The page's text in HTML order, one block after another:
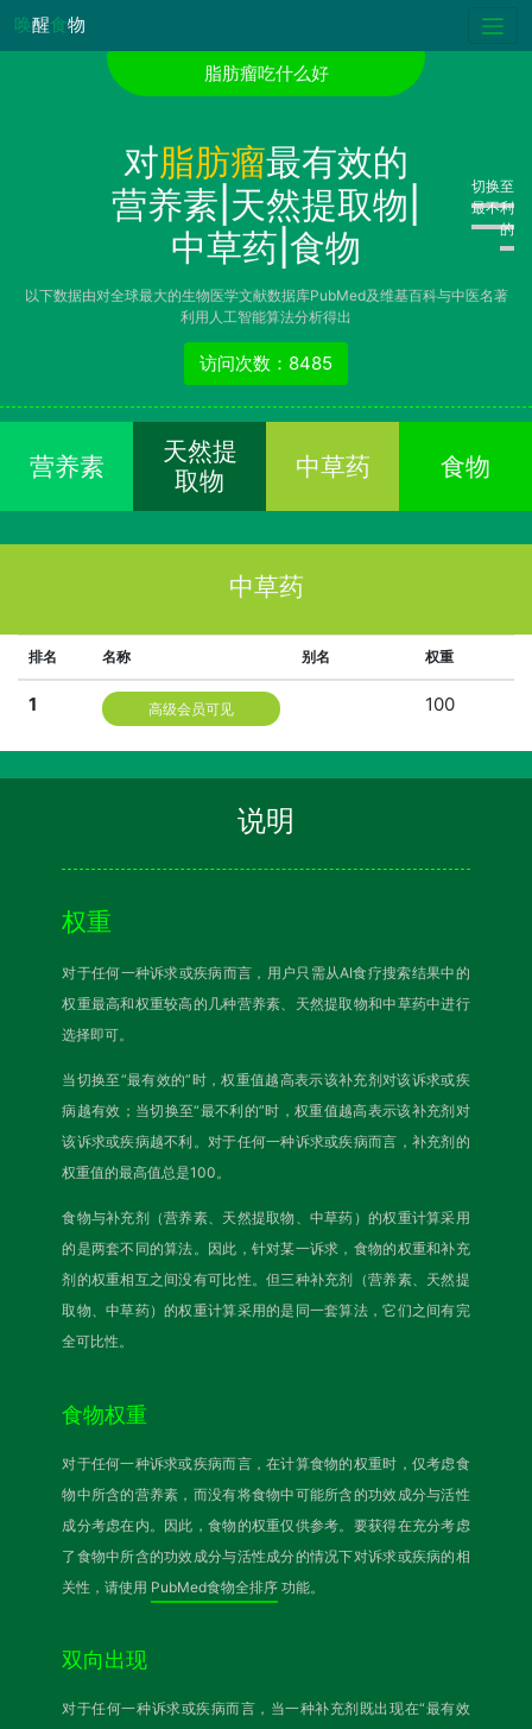
唤醒食物
脂肪瘤吃什么好
对脂肪瘤最有效的
营养素|天然提取物|
中草药|食物
切换至
最不利
的
以下数据由对全球最大的生物医学文献数据库PubMed及维基百科与中医名著
利用人工智能算法分析得出
访问次数：8485
营养素
天然提
取物
中草药 食物
中草药
排名 名称 别名 权重
1 高级会员可见 100
说明
权重
对于任何一种诉求或疾病而言，用户只需从AI食疗搜索结果中的
权重最高和权重较高的几种营养素、天然提取物和中草药中进行
选择即可。
当切换至“最有效的”时，权重值越高表示该补充剂对该诉求或疾
病越有效；当切换至“最不利的”时，权重值越高表示该补充剂对
该诉求或疾病越不利。对于任何一种诉求或疾病而言，补充剂的
权重值的最高值总是100。
食物与补充剂（营养素、天然提取物、中草药）的权重计算采用
的是两套不同的算法。因此，针对某一诉求，食物的权重和补充
剂的权重相互之间没有可比性。但三种补充剂（营养素、天然提
取物、中草药）的权重计算采用的是同一套算法，它们之间有完
全可比性。
食物权重
对于任何一种诉求或疾病而言，在计算食物的权重时，仅考虑食
物中所含的营养素，而没有将食物中可能所含的功效成分与活性
成分考虑在内。因此，食物的权重仅供参考。要获得在充分考虑
了食物中所含的功效成分与活性成分的情况下对诉求或疾病的相
关性，请使用 PubMed食物全排序 功能。
双向出现
对于任何一种诉求或疾病而言，当一种补充剂既出现在“最有效